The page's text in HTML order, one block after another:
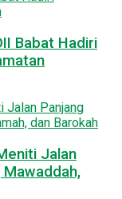
Babat Hadiri
Jalan
Mawaddah,